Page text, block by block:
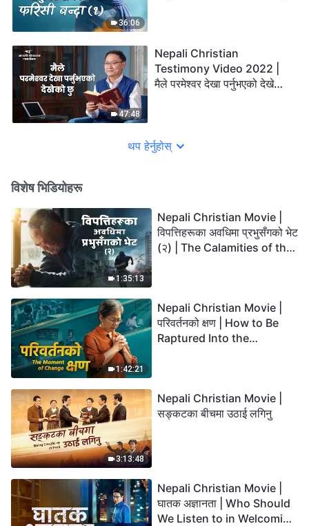
36:06
47:48
Nepali Christian
Testimony Video 2022 |
मैले परमेश्‍वर देखा पर्नुभएको देखेको
थप हेर्नुहोस्
विशेष भिडियोहरू
1:35:13
Nepali Christian Movie |
विपत्तिहरूका अवधिमा प्रभुसँगको भेट
(२) | The Calamities of the
1:42:21
Nepali Christian Movie |
परिवर्तनको क्षण | How to Be
Raptured Into the
3:13:48
Nepali Christian Movie |
सङ्कटका बीचमा उठाई लगिनु
Nepali Christian Movie |
घातक अज्ञानता | Who Should
We Listen to in Welcoming